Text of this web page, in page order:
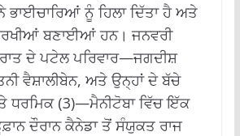
ਭਾਈਚਾਰਿਆਂ ਨੂੰ ਹਿਲਾ ਦਿੱਤਾ ਹੈ ਅਤੇ
ਬਣਾਈਆਂ ਹਨ। ਜਨਵਰੀ
ਦੇ ਪਟੇਲ ਪਰਿਵਾਰ—ਜਗਦੀਸ਼
ਵੈਸ਼ਾਲੀਬੇਨ, ਅਤੇ ਉਨ੍ਹਾਂ ਦੇ ਬੱਚੇ
ਧਰਮਿਕ (3)—ਮੈਨੀਟੋਬਾ ਵਿੱਚ ਇੱਕ
ਦੌਰਾਨ ਕੈਨੇਡਾ ਤੋਂ ਸੰਯੁਕਤ ਰਾਜ